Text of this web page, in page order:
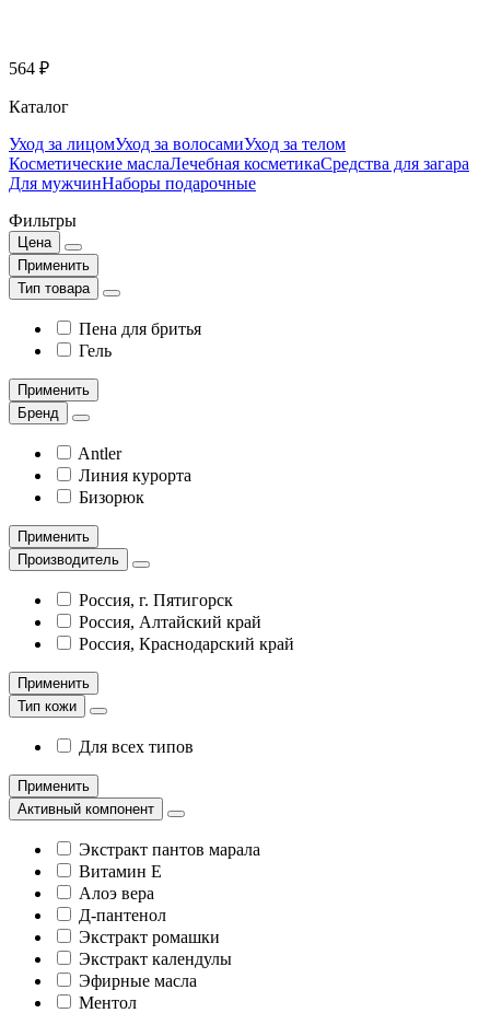
564 ₽
Каталог
Уход за лицомУход за волосамиУход за телом
Косметические маслаЛечебная косметикаСредства для загара
Для мужчинНаборы подарочные
Фильтры
Цена
Применить
Тип товара
Пена для бритья
Гель
Применить
Бренд
Antler
Линия курорта
Бизорюк
Применить
Производитель
Россия, г. Пятигорск
Россия, Алтайский край
Россия, Краснодарский край
Применить
Тип кожи
Для всех типов
Применить
Активный компонент
Экстракт пантов марала
Витамин Е
Алоэ вера
Д-пантенол
Экстракт ромашки
Экстракт календулы
Эфирные масла
Ментол